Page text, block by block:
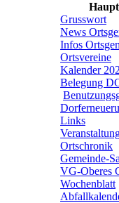
Grusswort
News
Infos
Ortsvereine
Kalender
Belegung
Links
Ortschronik
Gemeinde-
VG-Oberes
Wochenblatt